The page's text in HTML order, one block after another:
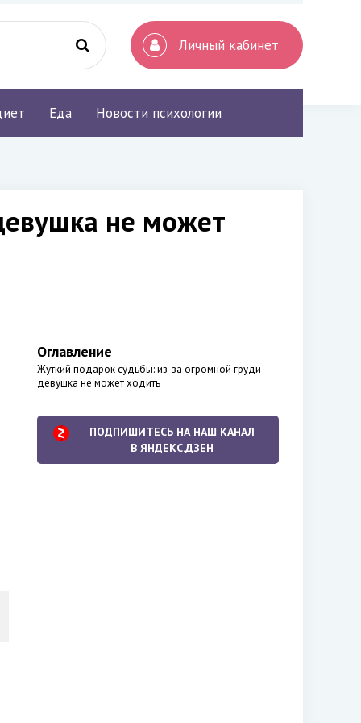
Личный кабинет
Еда Новости психологии
не может
Оглавление
Жуткий подарок судьбы: из-за огромной груди
девушка не может ходить
ПОДПИШИТЕСЬ НА НАШ КАНАЛ
В ЯНДЕКС.ДЗЕН